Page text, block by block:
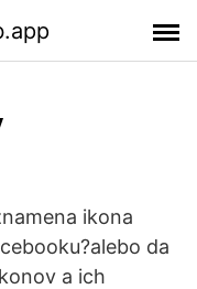
ikona
da
a ich